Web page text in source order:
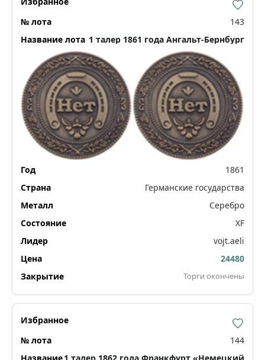
143
1 талер 1861 года Ангальт-Бернбург
1861
Германские государства
Серебро
XF
vojt.aeli
24480
Торги окончены
144